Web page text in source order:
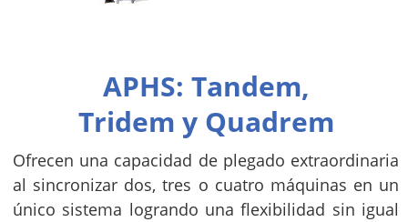
APHS: Tandem,
Tridem y Quadrem
Ofrecen una capacidad de plegado extraordinaria
al sincronizar dos, tres o cuatro máquinas en un
único sistema logrando una flexibilidad sin igual